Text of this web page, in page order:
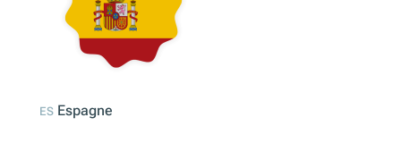
ITItalie